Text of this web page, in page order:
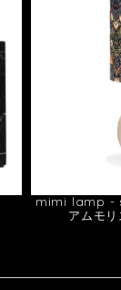
mimi lamp -
アムモ